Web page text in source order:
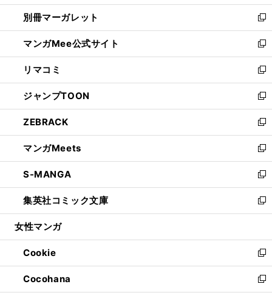
開
く
ウ
で
開
く
ウ
ィ
ン
ド
ウ
で
開
く
し
い
ウ
ィ
ン
ド
ウ
で
開
く
別冊マーガレット
新
し
い
ウ
ィ
ン
ド
ウ
で
開
く
マンガMee公式サイト
新
し
い
ウ
ィ
ン
ド
ウ
で
開
く
リマコミ
新
し
い
ウ
ィ
ン
ド
ウ
で
開
く
ジャンプTOON
新
し
い
ウ
ィ
ン
ド
ウ
で
開
ZEBRACK
新
し
い
ウ
ィ
ン
ド
ウ
開
く
マンガMeets
新
し
い
ウ
ィ
ン
ウ
で
開
く
S-MANGA
新
し
い
ウ
ン
ド
ウ
で
開
集英社コミック文庫
新
し
ウ
ィ
ン
ド
ウ
女性マンガ
Cookie
新
し
い
ウ
Cocohana
新
し